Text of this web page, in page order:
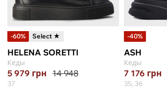
-60% Select ★
HELENA SORETTI
Кеды
5 979 грн 14 948
37
-40%
ASH
Кеды
7 176 грн
35, 36